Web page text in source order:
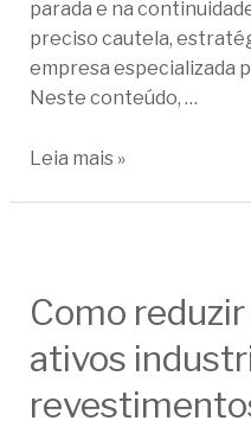
parada e na
preciso cautela,
empresa especializada
Neste conteúdo, …
Leia mais »
Como
ativos